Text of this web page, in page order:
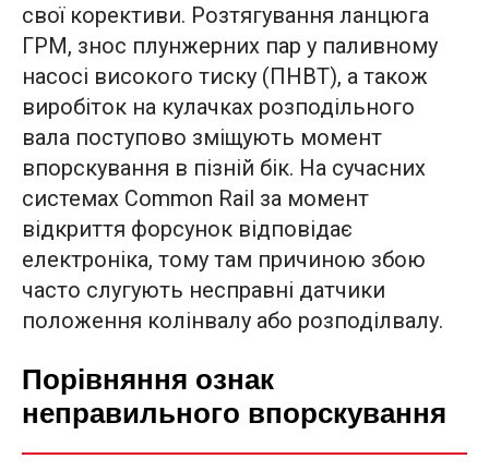
свої корективи. Розтягування ланцюга
ГРМ, знос плунжерних пар у паливному
насосі високого тиску (ПНВТ), а також
виробіток на кулачках розподільного
вала поступово зміщують момент
впорскування в пізній бік. На сучасних
системах Common Rail за момент
відкриття форсунок відповідає
електроніка, тому там причиною збою
часто слугують несправні датчики
положення колінвалу або розподілвалу.
Порівняння ознак
неправильного впорскування